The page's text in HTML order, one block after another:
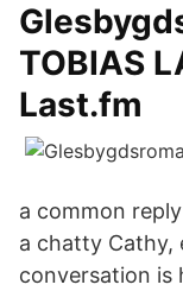
TOBIAS
Last.fm
a common
a chatty Cathy,
conversation is